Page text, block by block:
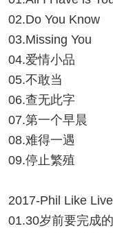
02.Do You Know
03.Missing You
04.爱情小品
05.不敢当
06.查无此字
07.第一个早晨
08.难得一遇
09.停止繁殖
2017-Phil Like Live
01.30岁前要完成